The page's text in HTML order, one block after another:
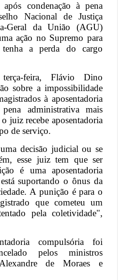
condenação à pena
Nacional de Justiça
Geral da União (AGU)
ação no Supremo para
a perda do cargo
feira, Flávio Dino
sobre a impossibilidade
à aposentadoria
administrativa mais
o juiz recebe aposentadoria
de serviço.
decisão judicial ou se
esse juiz tem que ser
é uma aposentadoria
suportando o ônus da
A punição é para o
que cometeu um
pela coletividade",
compulsória foi
pelos ministros
de Moraes e